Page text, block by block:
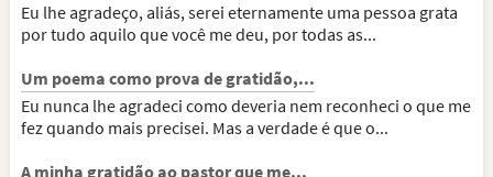
Eu lhe agradeço, aliás, serei eternamente uma pessoa grata
por tudo aquilo que você me deu, por todas as...
Um poema como prova de gratidão,...
Eu nunca lhe agradeci como deveria nem reconheci o que me
fez quando mais precisei. Mas a verdade é que o...
A minha gratidão ao pastor que me...